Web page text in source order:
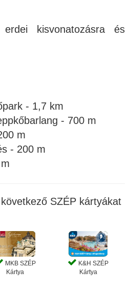
kisvonatozásra és
- 1,7 km
- 700 m
m
- 200 m
SZÉP kártyákat
MKB SZÉP
Kártya
K&H SZÉP
Kártya